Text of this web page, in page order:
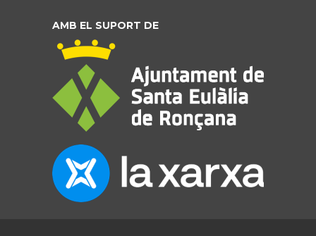
AMB EL SUPORT DE